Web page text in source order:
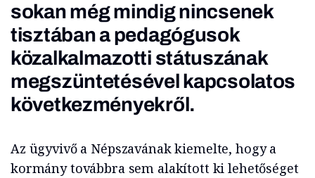
sokan még mindig nincsenek
tisztában a pedagógusok
közalkalmazotti státuszának
megszüntetésével kapcsolatos
következményekről.
Az ügyvivő a Népszavának kiemelte, hogy a
kormány továbbra sem alakított ki lehetőséget